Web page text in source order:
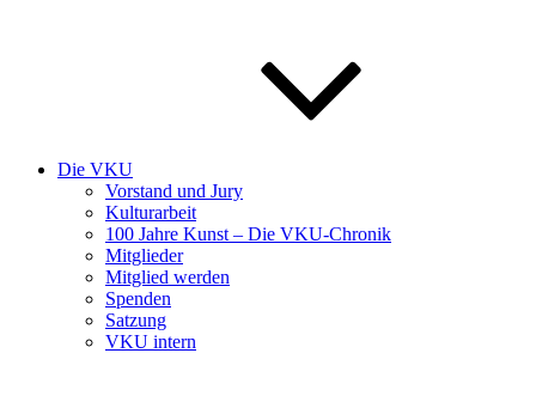
Die VKU
Vorstand und Jury
Kulturarbeit
100 Jahre Kunst – Die VKU-Chronik
Mitglieder
Mitglied werden
Spenden
Satzung
VKU intern